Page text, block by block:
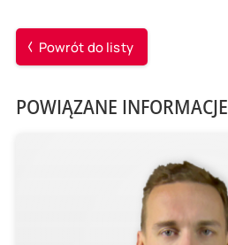
Powrót do listy
POWIĄZANE INFORMACJE